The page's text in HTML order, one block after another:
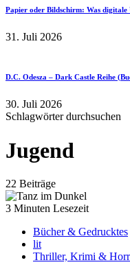
Papier oder Bildschirm: Was
31. Juli 2026
D.C. Odesza – Dark Castle Reihe
30. Juli 2026
Schlagwörter durchsuchen
Jugend
22 Beiträge
3 Minuten Lesezeit
Bücher & Gedrucktes
lit
Thriller, Krimi &